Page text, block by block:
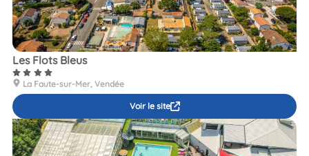
Les Flots Bleus
La Faute-sur-Mer, Vendée
Voir le site